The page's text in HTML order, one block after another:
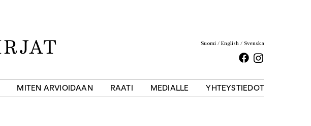
Suomi English Svenska
Facebook
MITEN ARVIOIDAAN RAATI MEDIALLE YHTEYSTIEDOT